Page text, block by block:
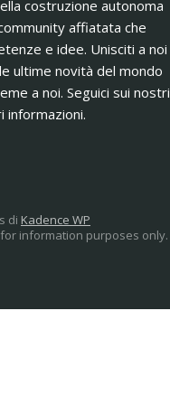
costruzione autonoma
affiatata che
e idee. Unisciti a noi
ultime novità del mondo
a noi. Seguici sui nostri
informazioni.
di Kadence WP
information purposes only.